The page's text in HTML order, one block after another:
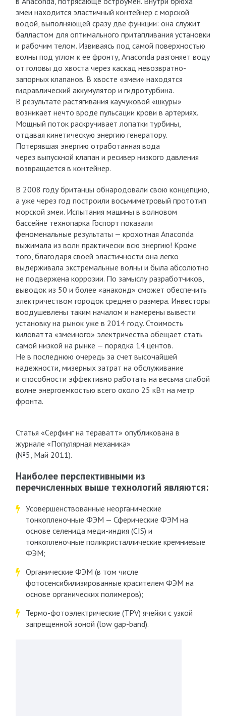
змеи находится эластичный контейнер с морской
водой, выполняющей сразу две функции: она служит
балластом для оптимального притапливания установки
и рабочим телом. Извиваясь под самой поверхностью
волны под углом к ее фронту, Anaconda разгоняет воду
от головы до хвоста через каскад невозвратно-
запорных клапанов. В хвосте «змеи» находятся
гидравлический аккумулятор и гидротурбина.
В результате растягивания каучуковой «шкуры»
возникает нечто вроде пульсации крови в артериях.
Мощный поток раскручивает лопатки турбины,
отдавая кинетическую энергию генератору.
Потерявшая энергию отработанная вода
через выпускной клапан и ресивер низкого давления
возвращается в контейнер.
В 2008 году британцы обнародовали свою концепцию,
а уже через год построили восьмиметровый прототип
морской змеи. Испытания машины в волновом
бассейне технопарка Госпорт показали
феноменальные результаты — крохотная Anaconda
выжимала из волн практически всю энергию! Кроме
того, благодаря своей эластичности она легко
выдерживала экстремальные волны и была абсолютно
не подвержена коррозии. По замыслу разработчиков,
выводок из 50 и более «анаконд» сможет обеспечить
электричеством городок среднего размера. Инвесторы
воодушевлены таким началом и намерены вывести
установку на рынок уже в 2014 году. Стоимость
киловатта «змеиного» электричества обещает стать
самой низкой на рынке — порядка 14 центов.
Не в последнюю очередь за счет высочайшей
надежности, мизерных затрат на обслуживание
и способности эффективно работать на весьма слабой
волне энергоемкостью всего около 25 кВт на метр
фронта.
Статья «Cерфинг на тераватт» опубликована в
журнале «Популярная механика»
(№5, Май 2011).
Наиболее перспективными из
перечисленных выше технологий являются:
Усовершенствованные неорганические
тонкопленочные ФЭМ — Сферические ФЭМ на
основе селенида меди-индия (CIS) и
тонкопленочные поликристаллические кремниевые
ФЭМ;
Органические ФЭМ (в том числе
фотосенсибилизированные красителем ФЭМ на
основе органических полимеров);
Термо-фотоэлектрические (TPV) ячейки с узкой
запрещенной зоной (low gap-band).